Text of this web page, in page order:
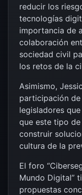
reducir los
tecnologías
importancia de
colaboración
sociedad civil
los retos de la
Asimismo,
participación
legisladores
que este tipo
construir
cultura de la
El foro
Mundo Digital”
propuestas